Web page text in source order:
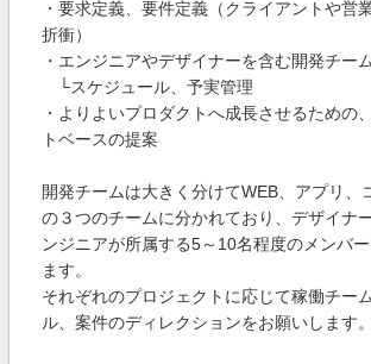
・要求定義、要件定義（クライアントや営
折衝）
・エンジニアやデザイナーを含む開発チー
└スケジュール、予実管理
・よりよいプロダクトへ成長させるための
トベースの提案
開発チームは大きく分けてWEB、アプリ、
の３つのチームに分かれており、デザイナ
ンジニアが所属する5～10名程度のメンバ
ます。
それぞれのプロジェクトに応じて稼働チー
ル、案件のディレクションをお願いします。